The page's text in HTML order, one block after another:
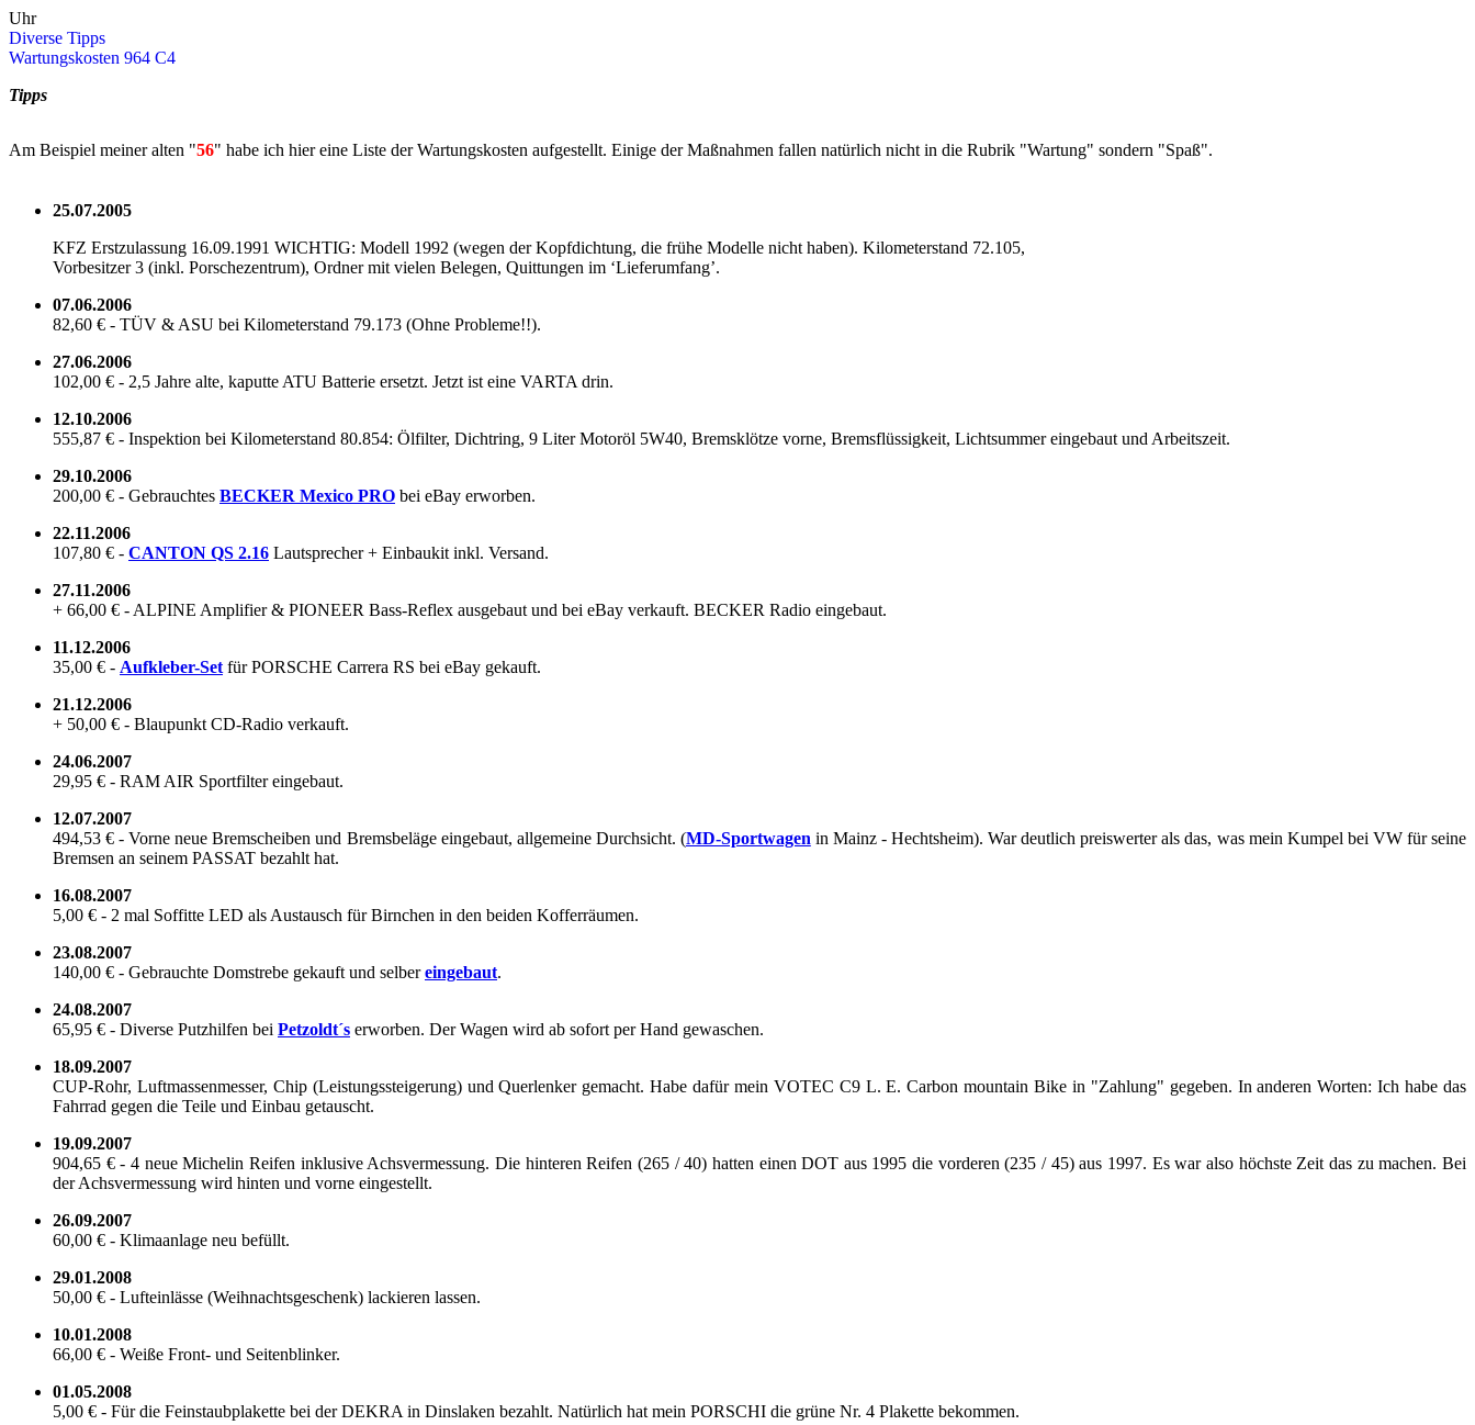
Uhr
Di­ver­se Tipps
War­tungs­kos­ten 964 C4
Tipps
Am Bei­spiel mei­ner alten "56" habe ich hier eine Liste der War­tungs­kos­ten auf­ge­stellt. Ei­ni­ge der Maß­nah­men fal­len na­tür­lich nicht in die Ru­brik "War­tung" son­dern "Spaß".
25.07.2005
KFZ Erst­zu­las­sung 16.09.1991 WICH­TIG: Mo­dell 1992 (wegen der Kopf­dich­tung, die frühe Mo­del­le nicht haben). Ki­lo­me­ter­stand 72.105,
Vor­be­sit­zer 3 (inkl. Por­sche­zen­trum), Ord­ner mit vie­len Be­le­gen, Quit­tun­gen im ‘Lie­fer­um­fang’.
07.06.2006
82,60 € - TÜV & ASU bei Ki­lo­me­ter­stand 79.173 (Ohne Pro­ble­me!!).
27.06.2006
102,00 € - 2,5 Jahre alte, ka­put­te ATU Bat­te­rie er­setzt. Jetzt ist eine VARTA drin.
12.10.2006
555,87 € - In­spek­ti­on bei Ki­lo­me­ter­stand 80.854: Öl­fil­ter, Dicht­ring, 9 Liter Mo­tor­öl 5W40, Brems­klöt­ze vorne, Brems­flüs­sig­keit, Licht­sum­mer ein­ge­baut und Ar­beits­zeit.
29.10.2006
200,00 € - Ge­brauch­tes BE­CKER Me­xi­co PRO bei eBay er­wor­ben.
22.11.2006
107,80 € - CAN­TON QS 2.16 Laut­spre­cher + Ein­bau­kit inkl. Ver­sand.
27.11.2006
+ 66,00 € - AL­PI­NE Am­pli­fier & PIONEER Bass-​​​​​​Reflex aus­ge­baut und bei eBay ver­kauft. BE­CKER Radio ein­ge­baut.
11.12.2006
35,00 € - Aufkleber-​​​​​​Set für POR­SCHE Car­re­ra RS bei eBay ge­kauft.
21.12.2006
+ 50,00 € - Blau­punkt CD-​​​​​​Radio ver­kauft.
24.06.2007
29,95 € - RAM AIR Sport­fil­ter ein­ge­baut.
12.07.2007
494,53 € - Vorne neue Brem­schei­ben und Brems­be­lä­ge ein­ge­baut, all­ge­mei­ne Durch­sicht. (MD-​​​​​​Sportwagen in Mainz - Hechts­heim). War deut­lich preis­wer­ter als das, was mein Kum­pel bei VW für seine
Brem­sen an sei­nem PAS­SAT be­zahlt hat.
16.08.2007
5,00 € - 2 mal Sof­fit­te LED als Aus­tausch für Birn­chen in den bei­den Kof­fer­räu­men.
23.08.2007
140,00 € - Ge­brauch­te Dom­stre­be ge­kauft und sel­berein­ge­baut.
24.08.2007
65,95 € - Di­ver­se Putz­hil­fen bei Pet­zoldt´s er­wor­ben. Der Wagen wird ab so­fort per Hand ge­wa­schen.
18.09.2007
CUP-​​​​​​Rohr, Luft­mas­sen­mes­ser, Chip (Leis­tungs­stei­ge­rung) und Quer­len­ker ge­macht. Habe dafür mein VOTEC C9 L. E. Car­bon moun­tain Bike in "Zah­lung" ge­ge­ben. In an­de­ren Wor­ten: Ich habe das
Fahr­rad gegen die Teile und Ein­bau ge­tauscht.
19.09.2007
904,65 € - 4 neue Mi­che­lin Rei­fen in­klu­si­ve Achs­ver­mes­sung. Die hin­te­ren Rei­fen (265 / 40) hat­ten einen DOT aus 1995 die vor­de­ren (235 / 45) aus 1997. Es war also höchs­te Zeit das zu ma­chen. Bei
der Achs­ver­mes­sung wird hin­ten und vorne ein­ge­stellt.
26.09.2007
60,00 € - Kli­ma­an­la­ge neu be­füllt.
29.01.2008
50,00 € - Luft­ein­läs­se (Weih­nachts­ge­schenk) la­ckie­ren las­sen.
10.01.2008
66,00 € - Weiße Front-​​​​​​ und Sei­ten­blin­ker.
01.05.2008
5,00 € - Für die Fein­staub­pla­ket­te bei der DEKRA in Dins­la­ken be­zahlt. Na­tür­lich hat mein POR­SCHI die grüne Nr. 4 Pla­ket­te be­kom­men.